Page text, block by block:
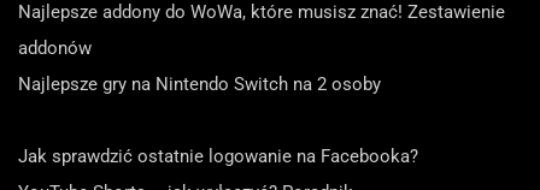
Najlepsze addony do WoWa, które musisz znać! Zestawienie
addonów
Najlepsze gry na Nintendo Switch na 2 osoby
Jak sprawdzić ostatnie logowanie na Facebooka?